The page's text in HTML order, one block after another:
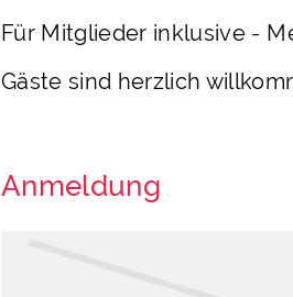
Für Mitglieder inklusive -
Gäste sind herzlich
Anmeldung